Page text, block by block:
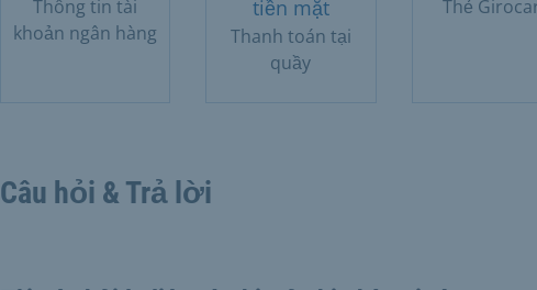
Thông tin tài
khoản ngân hàng
tiền mặt
Thanh toán tại
quầy
Thẻ
Câu hỏi & Trả lời